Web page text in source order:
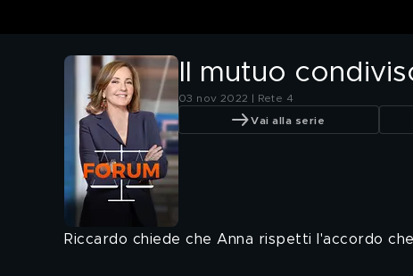
Il mutuo
03 nov 2022 | Rete 4
Vai alla serie
Riccardo chiede che Anna rispetti l'accordo